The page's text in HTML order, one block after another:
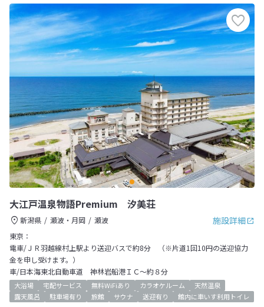
大江戸温泉物語Premium 汐美荘
施設詳細
新潟県 瀬波・月岡
瀬波
東京：
電車/ＪＲ羽越線村上駅より送迎バスで約8分 （※片道1回10円の送迎協力
金を申し受けます。）
車/日本海東北自動車道 神林岩船港ＩＣ～約８分
大浴場 宅配サービス 無料WiFiあり カラオケルーム
天然温泉
露天風呂
駐車場有り 旅館 サウナ 送迎有り 館内に車いす利用トイレ